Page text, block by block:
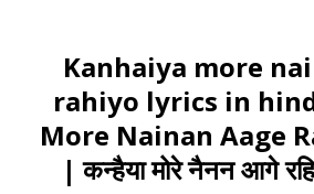
Kanhaiya more
rahiyo lyrics in
More Nainan Aage
| कन्हैया मोरे नैनन आगे